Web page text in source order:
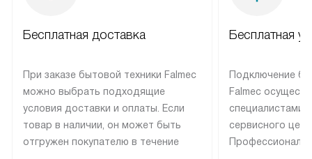
Бесплатная доставка
При заказе бытовой техники Falmec
можно выбрать подходящие
условия доставки и оплаты. Если
товар в наличии, он может быть
отгружен покупателю в течение
Бесплатная
Подключение
Falmec
специалистами
сервисного